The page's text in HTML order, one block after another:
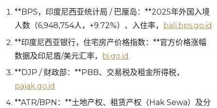
**BPS，印度尼西亚统计局 / 巴厘岛：**2025年外国入境
人数（6,948,754人，+9.72%）、入住率， bali.bps.go.id
**印度尼西亚银行，住宅房产价格指数：**官方价格涨幅
数据及印尼盾/美元汇率， bi.go.id
**DJP / 财政部：**PBB、交易税及租金所得税，
pajak.go.id
**ATR/BPN：**土地产权、租赁产权（Hak Sewa）及分